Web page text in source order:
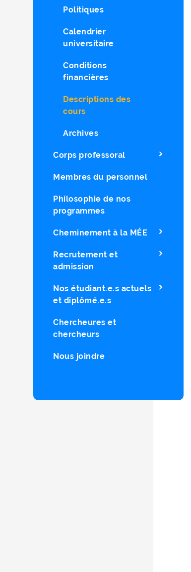
Politiques
Calendrier
universitaire
Conditions
financières
Descriptions des
cours
Archives
Corps professoral
Membres du personnel
Philosophie de nos
programmes
Cheminement à la MÉE
Recrutement et
admission
Nos étudiant.e.s actuels
et diplômé.e.s
Chercheures et
chercheurs
Nous joindre